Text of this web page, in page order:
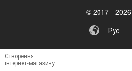
© 2017—2026
Рус
Створення
інтернет-магазину